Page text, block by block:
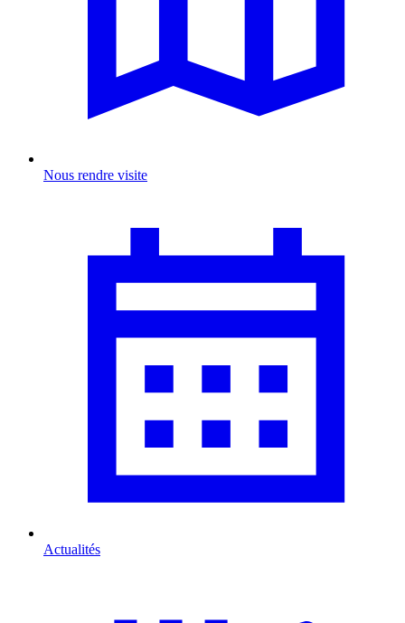
Nous rendre visite
Actualités